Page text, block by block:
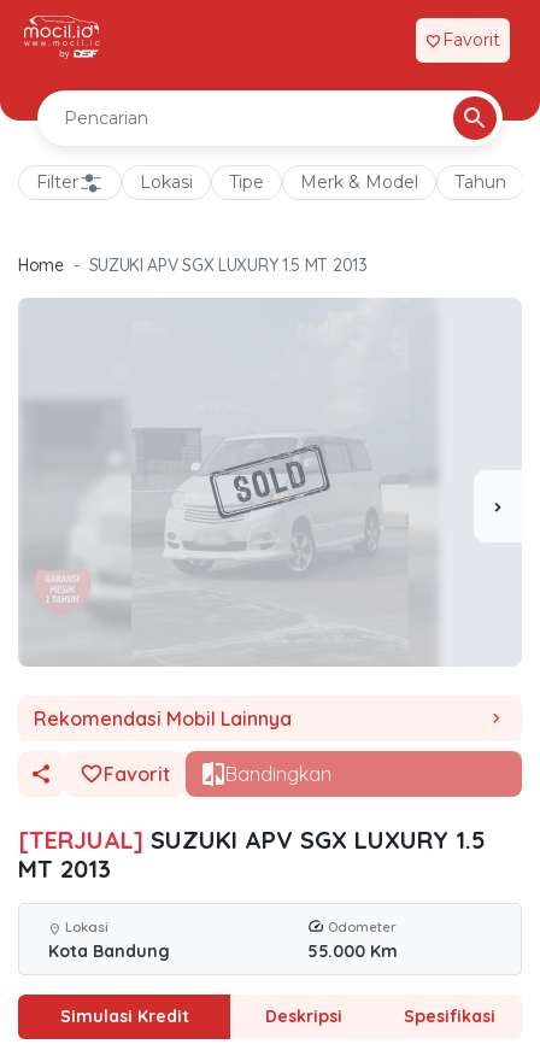
favorite Favorit
Filter Lokasi Tipe Merk & Model Tahun
Home SUZUKI APV SGX LUXURY 1.5 MT 2013
chevron_right
Rekomendasi Mobil Lainnya chevron_right
Favorit Bandingkan
[TERJUAL] SUZUKI APV SGX LUXURY 1.5
MT 2013
location_on Lokasi
Kota Bandung
Odometer
55.000 Km
Simulasi Kredit Deskripsi Spesifikasi